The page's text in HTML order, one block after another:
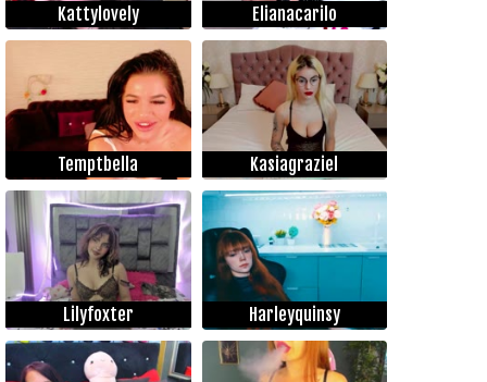
Kattylovely Elianacarilo
Temptbella Kasiagraziel
Lilyfoxter Harleyquinsy